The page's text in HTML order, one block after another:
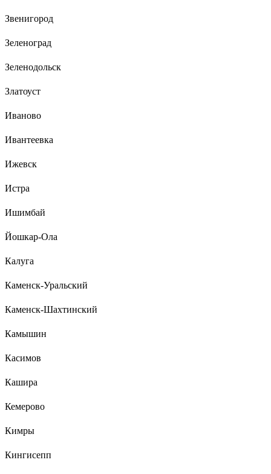
Звенигород
Зеленоград
Зеленодольск
Златоуст
Иваново
Ивантеевка
Ижевск
Истра
Ишимбай
Йошкар-Ола
Калуга
Каменск-Уральский
Каменск-Шахтинский
Камышин
Касимов
Кашира
Кемерово
Кимры
Кингисепп